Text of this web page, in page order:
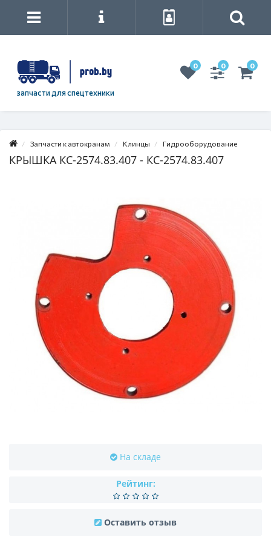
запчасти для спецтехники
0 0 0
Запчасти к автокранам Клинцы Гидрооборудование
КРЫШКА КС-2574.83.407 - КС-2574.83.407
На складе
Рейтинг:
Оставить отзыв